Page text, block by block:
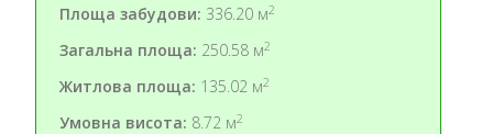
Площа забудови: 336.20 м2
Загальна площа: 250.58 м2
Житлова площа: 135.02 м2
Умовна висота: 8.72 м2